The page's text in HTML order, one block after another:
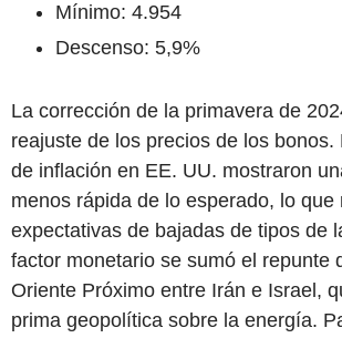
Mínimo: 4.954
Descenso: 5,9%
La corrección de la primavera de
reajuste de los precios de los
de inflación en EE. UU. mostraron
menos rápida de lo esperado, lo que
expectativas de bajadas de tipos de
factor monetario se sumó el repunte
Oriente Próximo entre Irán e Israel,
prima geopolítica sobre la energía.